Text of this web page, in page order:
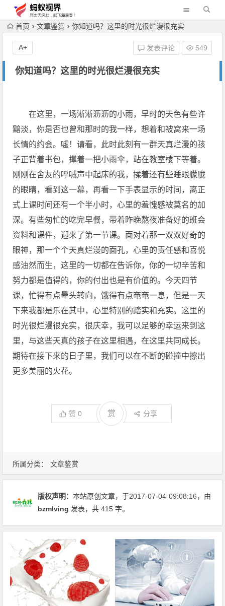
首页 文章鉴赏 你知道吗？这里的时光很烂漫很充实
你知道吗？这里的时光很烂漫很充实
发表评论 549
A+
所属分类： 文章鉴赏
在这里，一场淅淅沥沥的小雨，早时的天色有些许
黯淡，你是否也曾和那时的我一样，想着和被窝来一场
长情的约会。嘘！请看，此时此刻有一群天真烂漫的孩
子正背着书包，撑着一把小雨伞，站在教室楼下等着。
刚刚在舍友的呼喊声中起床的我，揉着还有些睡眼朦胧
的眼睛，看到这一幕，再看一下手表显示的时间，离正
式上课时间还有一个半小时，心里的羞愧感被莫名的加
深。有些匆忙的吃完早餐，带着昨晚熬夜准备好的班会
资料和课件，迎来了第一节课。面对着那一双双好奇的
眼神，那一个个天真烂漫的面孔，心里的责任感和喜悦
感油然而生，这里的一切都在告诉你，你的一切辛苦和
努力都是值得的，你的付出也是有价值的。今天四节
课，忙得有点晕头转向，饿得有点奄奄一息，但是一天
下来我都是乐在其中，心里特别的踏实和充实。这里的
时光很烂漫很充实，很庆幸，我可以足够的幸运来到这
里，与这些天真的孩子在这里相遇，在这里共同成长。
期待在接下来的日子里，我们可以在不断的碰撞中擦出
更多美丽的火花。
赞0 赏 分享
版权声明：本站原创文章，于2017-07-04 09:08:16，由
bzmlving 发表，共 415 字。